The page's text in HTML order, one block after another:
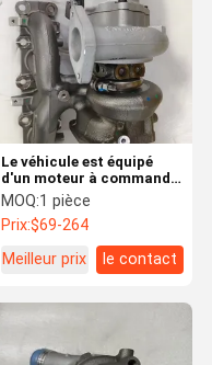
Le véhicule est équipé
d'un moteur à commande
numérique.
MOQ:1 pièce
Prix:$69-264
Meilleur prix
le contact